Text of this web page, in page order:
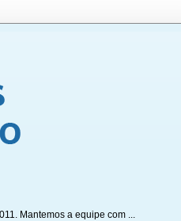
Mantemos a equipe com ...